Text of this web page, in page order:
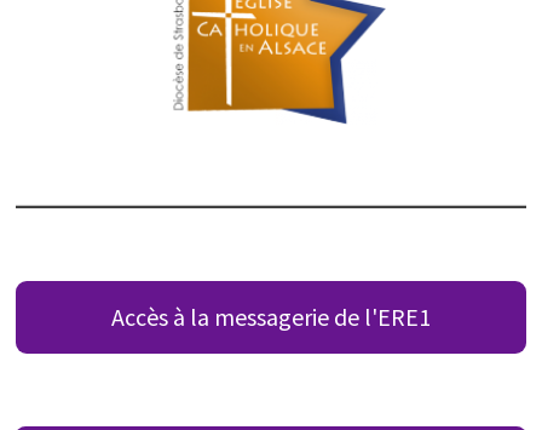
Accès à la messagerie de l'ERE1